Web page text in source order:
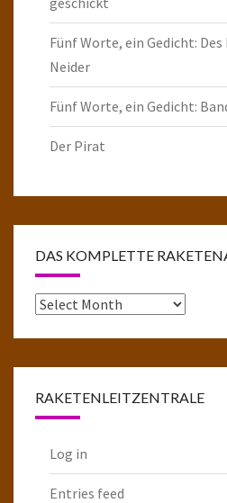
Fünf Worte, ein Gedicht:
Neider
Fünf Worte, ein Gedicht:
Der Pirat
DAS KOMPLETTE
Das
RAKETENLEITZENTRALE
Log in
Entries feed